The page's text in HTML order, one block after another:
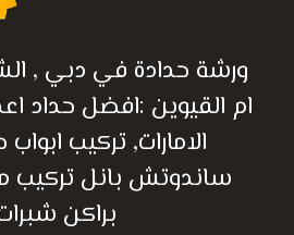
ورشة حدادة في دبي ,
ام القيوين :افضل حداد
الامارات, تركيب
ساندوتش بانل تركيب
براكن